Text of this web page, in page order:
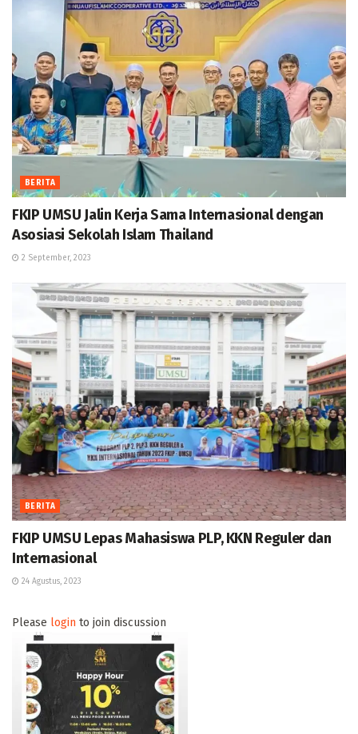
BERITA
FKIP UMSU Jalin Kerja Sama Internasional dengan
Asosiasi Sekolah Islam Thailand
2 September, 2023
BERITA
FKIP UMSU Lepas Mahasiswa PLP, KKN Reguler dan
Internasional
24 Agustus, 2023
Please login to join discussion